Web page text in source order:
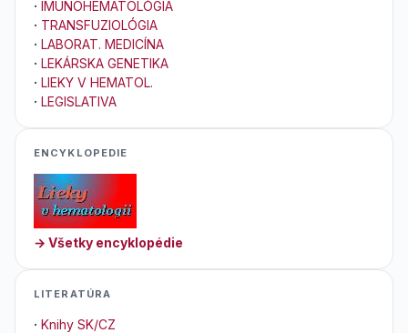
· IMUNOHEMATOLÓGIA
· TRANSFUZIOLÓGIA
· LABORAT. MEDICÍNA
· LEKÁRSKA GENETIKA
· LIEKY V HEMATOL.
· LEGISLATIVA
ENCYKLOPEDIE
→ Všetky encyklopédie
LITERATÚRA
· Knihy SK/CZ